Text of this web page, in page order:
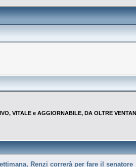
VITALE e AGGIORNABILE, DA OLTRE
Renzi correrà per fare il senatore